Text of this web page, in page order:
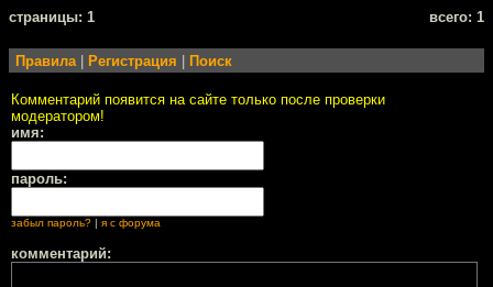
cтраницы: 1 всего: 1
Правила Регистрация Поиск
Комментарий появится на сайте только после проверки
модератором!
имя:
пароль:
забыл пароль? | я с форума
комментарий: